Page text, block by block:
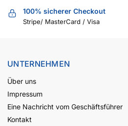
100% sicherer Checkout
Stripe/ MasterCard / Visa
UNTERNEHMEN
Über uns
Impressum
Eine Nachricht vom Geschäftsführer
Kontakt